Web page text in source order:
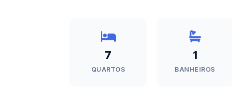
7
QUARTOS
1
BANHEIROS